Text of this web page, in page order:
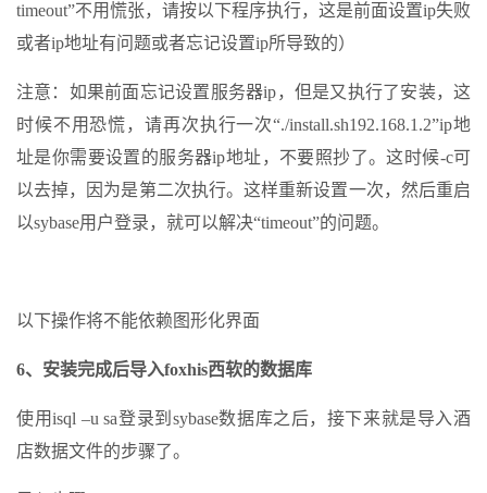
timeout”不用慌张，请按以下程序执行，这是前面设置ip失败
或者ip地址有问题或者忘记设置ip所导致的）
注意：如果前面忘记设置服务器ip，但是又执行了安装，这
时候不用恐慌，请再次执行一次“./install.sh192.168.1.2”ip地
址是你需要设置的服务器ip地址，不要照抄了。这时候-c可
以去掉，因为是第二次执行。这样重新设置一次，然后重启
以sybase用户登录，就可以解决“timeout”的问题。
以下操作将不能依赖图形化界面
6、安装完成后导入foxhis西软的数据库
使用isql –u sa登录到sybase数据库之后，接下来就是导入酒
店数据文件的步骤了。